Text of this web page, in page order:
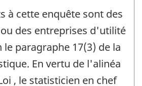
à cette enquête sont des
des entreprises d'utilité
paragraphe 17(3) de la
En vertu de l'alinéa
, le statisticien en chef